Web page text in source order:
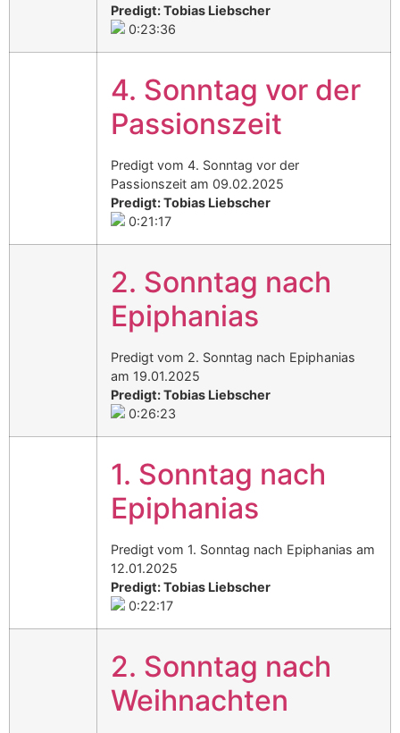
Predigt: Tobias Liebscher
0:23:36
4. Sonntag vor der
Passionszeit
Predigt vom 4. Sonntag vor der
Passionszeit am 09.02.2025
Predigt: Tobias Liebscher
0:21:17
2. Sonntag nach
Epiphanias
Predigt vom 2. Sonntag nach Epiphanias
am 19.01.2025
Predigt: Tobias Liebscher
0:26:23
1. Sonntag nach
Epiphanias
Predigt vom 1. Sonntag nach Epiphanias am
12.01.2025
Predigt: Tobias Liebscher
0:22:17
2. Sonntag nach
Weihnachten